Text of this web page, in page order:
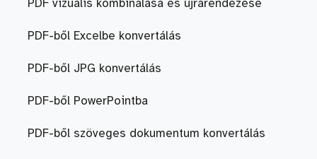
PDF vizuális kombinálása és újrarendezése
PDF-ből Excelbe konvertálás
PDF-ből JPG konvertálás
PDF-ből PowerPointba
PDF-ből szöveges dokumentum konvertálás